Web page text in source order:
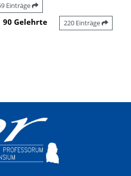
Einträge
90 Gelehrte 220 Einträge